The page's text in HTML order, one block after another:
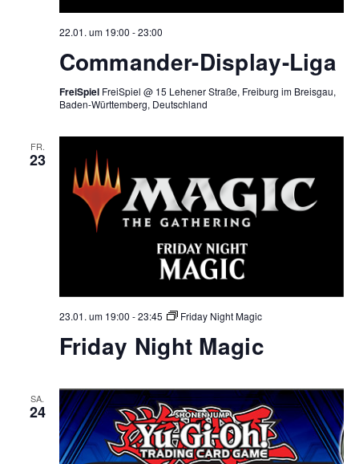
22.01. um 19:00 -23:00
Commander-Display-Liga
FreiSpiel FreiSpiel @ 15 Lehener Straße, Freiburg im Breisgau,
Baden-Württemberg, Deutschland
FR.
23
23.01. um 19:00 -23:45 Friday Night Magic
Friday Night Magic
SA.
24